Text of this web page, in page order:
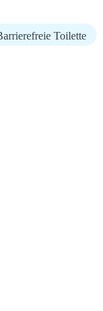
Toilette